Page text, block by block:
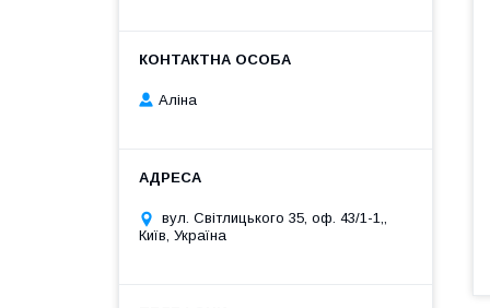
Аліна
вул. Світлицького 35, оф. 43/1-1,,
Київ, Україна